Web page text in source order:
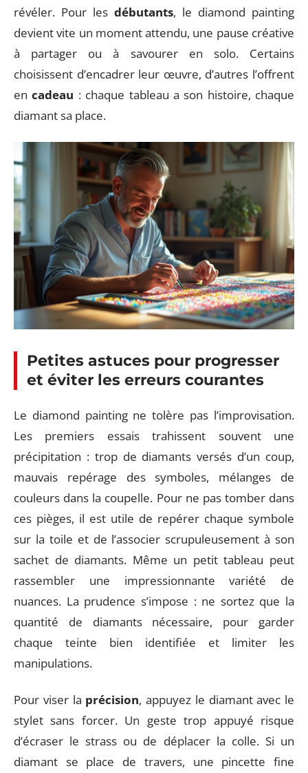
révéler. Pour les débutants, le diamond painting
devient vite un moment attendu, une pause créative
à partager ou à savourer en solo. Certains
choisissent d’encadrer leur œuvre, d’autres l’offrent
encadeau : chaque tableau a son histoire, chaque
diamant sa place.
Petites astuces pour progresser
et éviter les erreurs courantes
Le diamond painting ne tolère pas l’improvisation.
Les premiers essais trahissent souvent une
précipitation : trop de diamants versés d’un coup,
mauvais repérage des symboles, mélanges de
couleurs dans la coupelle. Pour ne pas tomber dans
ces pièges, il est utile de repérer chaque symbole
sur la toile et de l’associer scrupuleusement à son
sachet de diamants. Même un petit tableau peut
rassembler une impressionnante variété de
nuances. La prudence s’impose : ne sortez que la
quantité de diamants nécessaire, pour garder
chaque teinte bien identifiée et limiter les
manipulations.
Pour viser la précision, appuyez le diamant avec le
stylet sans forcer. Un geste trop appuyé risque
d’écraser le strass ou de déplacer la colle. Si un
diamant se place de travers, une pincette fine